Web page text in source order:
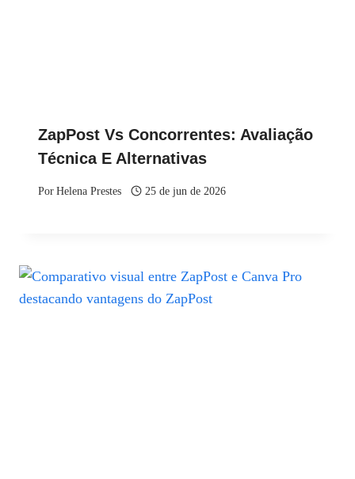
ZapPost Vs Concorrentes: Avaliação
Técnica E Alternativas
PorHelena Prestes 25 de jun de 2026